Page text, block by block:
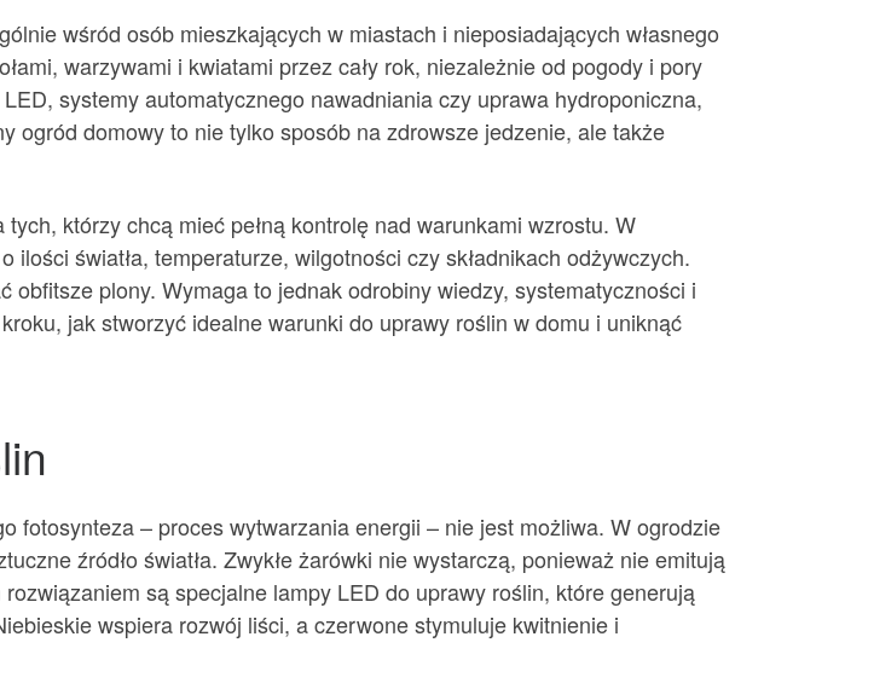
wśród osób mieszkających w miastach i nieposiadających własnego
warzywami i kwiatami przez cały rok, niezależnie od pogody i pory
systemy automatycznego nawadniania czy uprawa hydroponiczna,
ogród domowy to nie tylko sposób na zdrowsze jedzenie, ale także
którzy chcą mieć pełną kontrolę nad warunkami wzrostu. W
światła, temperaturze, wilgotności czy składnikach odżywczych.
plony. Wymaga to jednak odrobiny wiedzy, systematyczności i
jak stworzyć idealne warunki do uprawy roślin w domu i uniknąć
fotosynteza – proces wytwarzania energii – nie jest możliwa. W ogrodzie
źródło światła. Zwykłe żarówki nie wystarczą, ponieważ nie emitują
są specjalne lampy LED do uprawy roślin, które generują
wspiera rozwój liści, a czerwone stymuluje kwitnienie i